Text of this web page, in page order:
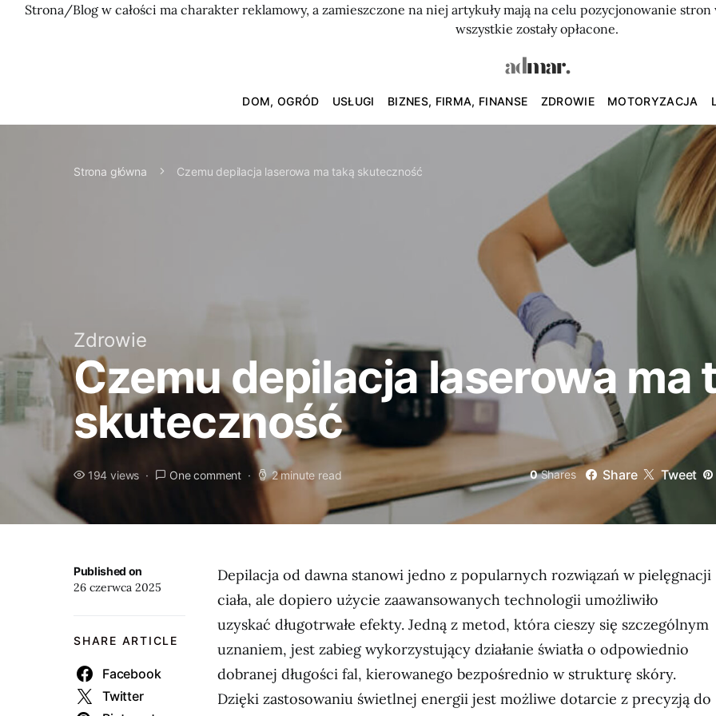
Strona/Blog w całości ma charakter reklamowy, a zamieszczone na niej artykuły mają na celu pozycjonowanie
wszystkie zostały opłacone.
DOM, OGRÓD USŁUGI BIZNES, FIRMA, FINANSE ZDROWIE MOTORYZACJA
Strona główna Czemu depilacja laserowa ma taką skuteczność
Zdrowie
Czemu depilacja laserowa ma
skuteczność
194 views One comment 2 minute read 0 Shares Share Tweet
Published on
26 czerwca 2025
SHARE ARTICLE
Facebook
Twitter
Depilacja od dawna stanowi jedno z popularnych rozwiązań w pielęgnacji
ciała, ale dopiero użycie zaawansowanych technologii umożliwiło
uzyskać długotrwałe efekty. Jedną z metod, która cieszy się szczególnym
uznaniem, jest zabieg wykorzystujący działanie światła o odpowiednio
dobranej długości fal, kierowanego bezpośrednio w strukturę skóry.
Dzięki zastosowaniu świetlnej energii jest możliwe dotarcie z precyzją do